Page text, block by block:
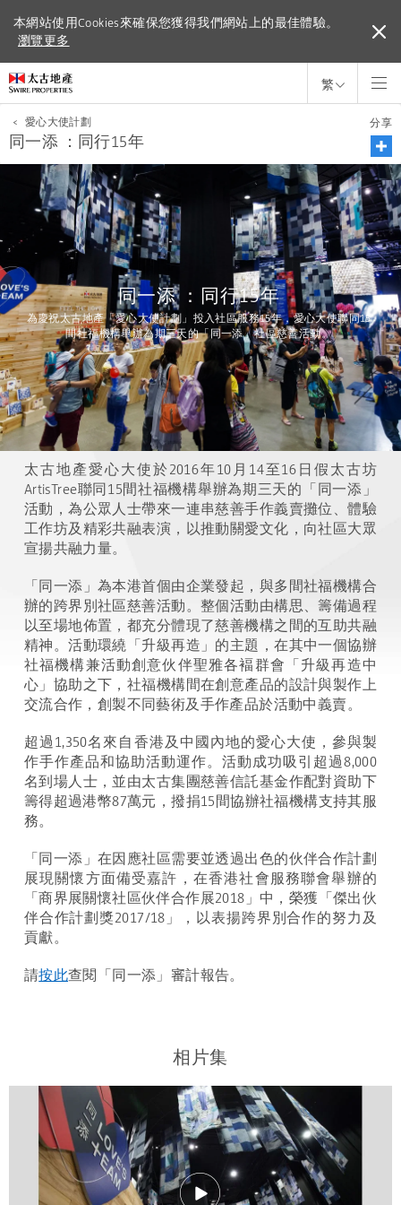
本網站使用Cookies來確保您獲得我們網站上的最佳體驗。
瀏覽更多
本網站使用Cookies來確保您獲得我們網站上的最佳體驗。
瀏覽更多
繁
< 愛心大使計劃
同一添 ：同行15年
分享
同一添 ：同行15年
為慶祝太古地產「愛心大使計劃」投入社區服務15年，愛心大使聯同15
間社福機構舉辦為期三天的「同一添」社區慈善活動。
太古地產愛心大使於2016年10月14至16日假太古坊
ArtisTree聯同15間社福機構舉辦為期三天的「同一添」
活動，為公眾人士帶來一連串慈善手作義賣攤位、體驗
工作坊及精彩共融表演，以推動關愛文化，向社區大眾
宣揚共融力量。
「同一添」為本港首個由企業發起，與多間社福機構合
辦的跨界別社區慈善活動。整個活動由構思、籌備過程
以至場地佈置，都充分體現了慈善機構之間的互助共融
精神。活動環繞「升級再造」的主題，在其中一個協辦
社福機構兼活動創意伙伴聖雅各褔群會「升級再造中
心」協助之下，社福機構間在創意產品的設計與製作上
交流合作，創製不同藝術及手作產品於活動中義賣。
超過1,350名來自香港及中國內地的愛心大使，參與製
作手作產品和協助活動運作。活動成功吸引超過8,000
名到場人士，並由太古集團慈善信託基金作配對資助下
籌得超過港幣87萬元，撥捐15間協辦社福機構支持其服
務。
「同一添」在因應社區需要並透過出色的伙伴合作計劃
展現關懷方面備受嘉許，在香港社會服務聯會舉辦的
「商界展關懷社區伙伴合作展2018」中，榮獲「傑出伙
伴合作計劃獎2017/18」，以表揚跨界別合作的努力及
貢獻。
請按此查閱「同一添」審計報告。
相片集